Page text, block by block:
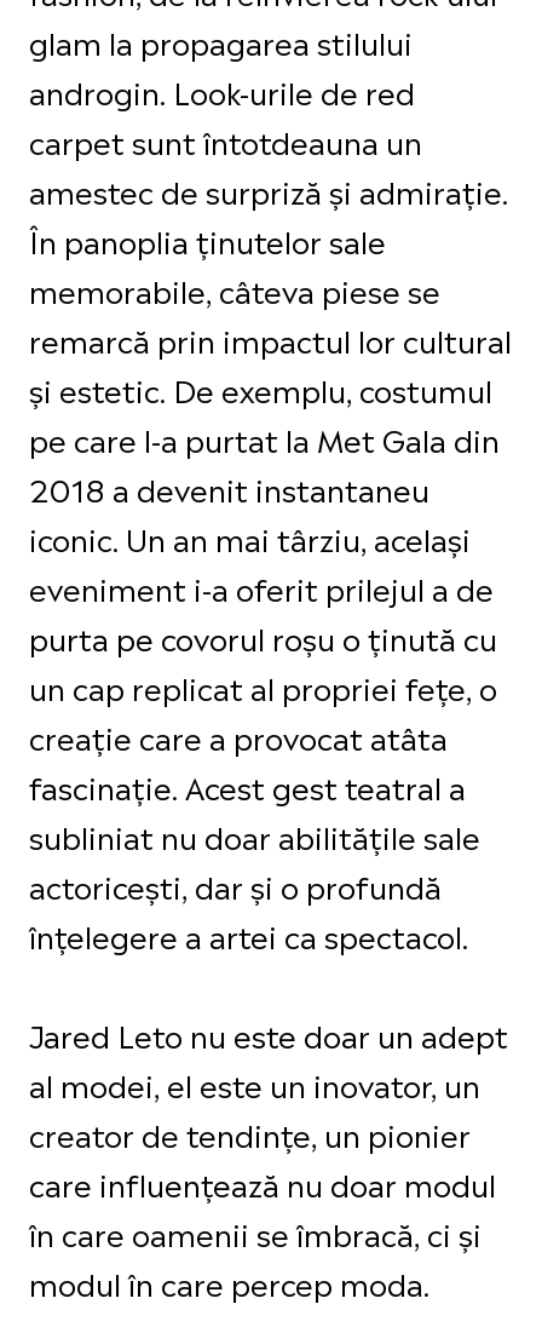
glam la propagarea stilului
androgin. Look-urile de red
carpet sunt întotdeauna un
amestec de surpriză și admirație.
În panoplia ținutelor sale
memorabile, câteva piese se
remarcă prin impactul lor cultural
și estetic. De exemplu, costumul
pe care l-a purtat la Met Gala din
2018 a devenit instantaneu
iconic. Un an mai târziu, același
eveniment i-a oferit prilejul a de
purta pe covorul roșu o ținută cu
un cap replicat al propriei fețe, o
creație care a provocat atâta
fascinație. Acest gest teatral a
subliniat nu doar abilitățile sale
actoricești, dar și o profundă
înțelegere a artei ca spectacol.
Jared Leto nu este doar un adept
al modei, el este un inovator, un
creator de tendințe, un pionier
care influențează nu doar modul
în care oamenii se îmbracă, ci și
modul în care percep moda.